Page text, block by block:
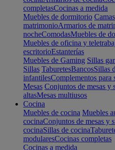
completasCocinas a medida
Muebles de dormitorio
matrimonioArmarios de
nocheComodasMuebles de
Muebles de oficina y
escritorioEstanterías
Muebles de Gaming Sillas
Sillas TaburetesBancosSillas
infantilesComplementos para
Mesas Conjuntos de mesas y
altasMesas multiusos
Cocina
Muebles de cocina Muebles
cocinaConjuntos de mesas y
cocinaSillas de cocina
modularesCocinas completas
Cocinas a medida